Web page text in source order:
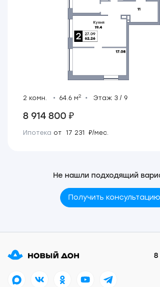
2 комн. 64.6 м2 Этаж 3 / 9
8 914 800 ₽
Ипотека от 17 231 ₽/мес.
Не нашли подходящий
Получить консультацию
8